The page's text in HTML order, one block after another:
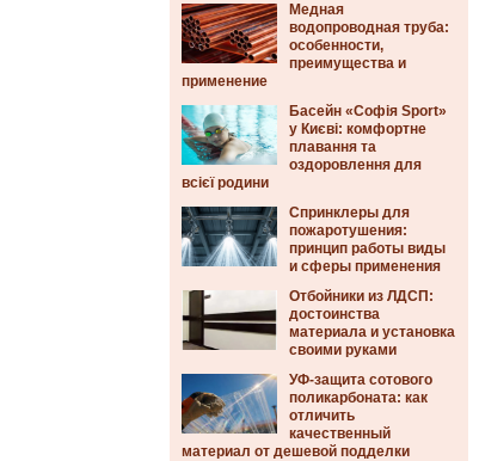
Медная
водопроводная труба:
особенности,
преимущества и
применение
Басейн «Софія Sport»
у Києві: комфортне
плавання та
оздоровлення для
всієї родини
Спринклеры для
пожаротушения:
принцип работы виды
и сферы применения
Отбойники из ЛДСП:
достоинства
материала и установка
своими руками
УФ-защита сотового
поликарбоната: как
отличить
качественный
материал от дешевой подделки